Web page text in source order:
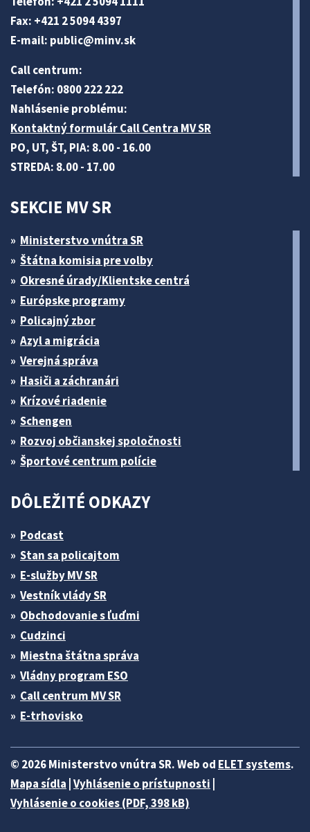
Fax: +421 2 5094 4397
E-mail: public@minv.sk
Call centrum:
Telefón: 0800 222 222
Nahlásenie problému:
Kontaktný formulár Call Centra MV SR
PO, UT, ŠT, PIA: 8.00 - 16.00
STREDA: 8.00 - 17.00
SEKCIE MV SR
Ministerstvo vnútra SR
Štátna komisia pre volby
Okresné úrady/Klientske centrá
Európske programy
Policajný zbor
Azyl a migrácia
Verejná správa
Hasiči a záchranári
Krízové riadenie
Schengen
Rozvoj občianskej spoločnosti
Športové centrum polície
DÔLEŽITÉ ODKAZY
Podcast
Stan sa policajtom
E-služby MV SR
Vestník vlády SR
Obchodovanie s ľuďmi
Cudzinci
Miestna štátna správa
Vládny program ESO
Call centrum MV SR
E-trhovisko
© 2026 Ministerstvo vnútra SR. Web od ELET systems.
Mapa sídla Vyhlásenie o prístupnosti
Vyhlásenie o cookies (PDF, 398 kB)